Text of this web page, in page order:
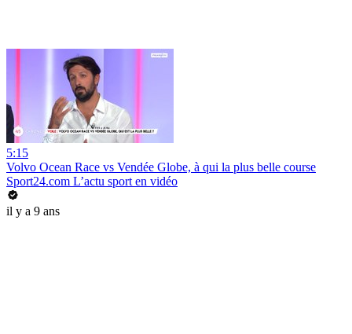
5:15
Volvo Ocean Race vs Vendée Globe, à qui la plus belle course
Sport24.com L’actu sport en vidéo
il y a 9 ans